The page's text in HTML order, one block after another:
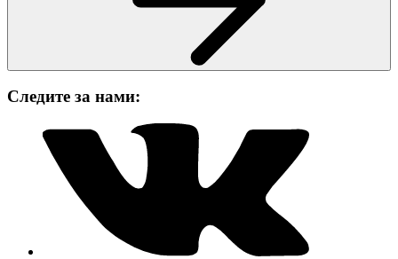
Следите за нами: